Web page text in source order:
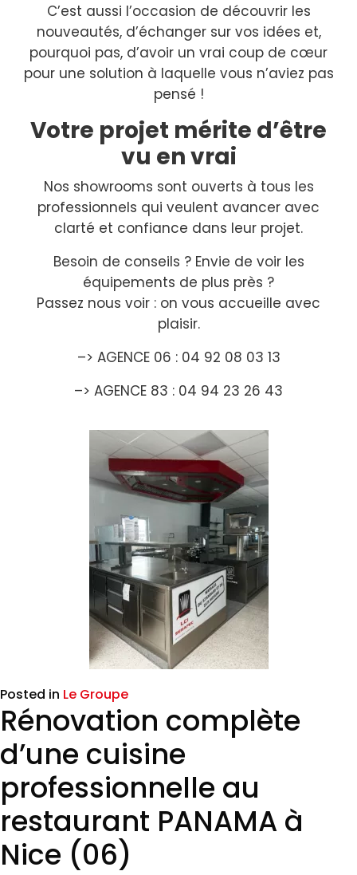
C’est aussi l’occasion de découvrir les
nouveautés, d’échanger sur vos idées et,
pourquoi pas, d’avoir un vrai coup de cœur
pour une solution à laquelle vous n’aviez pas
pensé !
Votre projet mérite d’être
vu en vrai
Nos showrooms sont ouverts à tous les
professionnels qui veulent avancer avec
clarté et confiance dans leur projet.
Besoin de conseils ? Envie de voir les
équipements de plus près ?
Passez nous voir : on vous accueille avec
plaisir.
–> AGENCE 06 : 04 92 08 03 13
–> AGENCE 83 : 04 94 23 26 43
Posted in Le Groupe
Rénovation complète
d’une cuisine
professionnelle au
restaurant PANAMA à
Nice (06)